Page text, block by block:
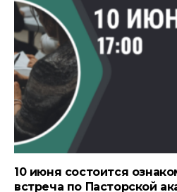
10 июня состоится
встреча по Пасторской